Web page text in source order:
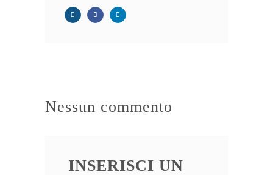
Nessun commento
INSERISCI UN